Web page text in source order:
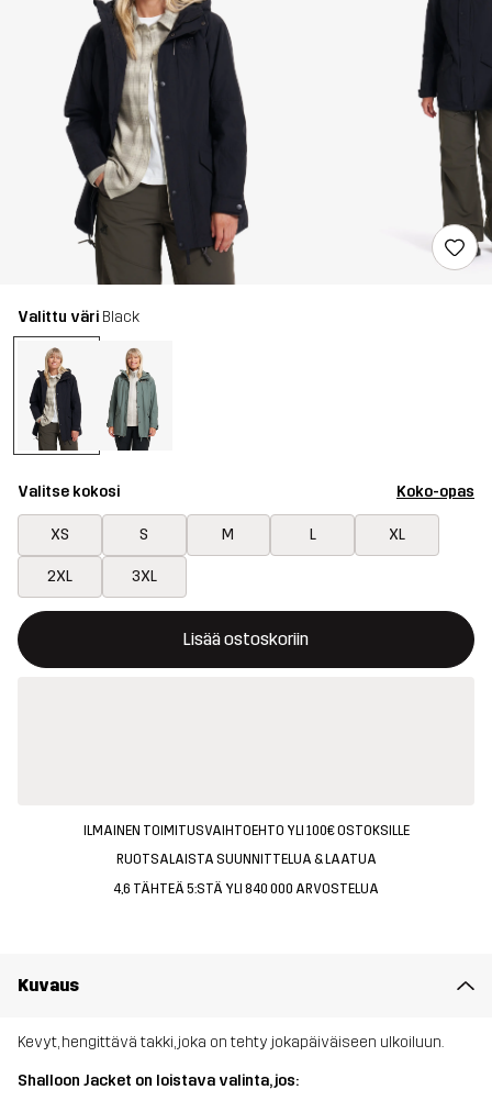
Valittu väri Black
Valitse kokosi Koko-opas
XS S M L XL
2XL 3XL
Lisää ostoskoriin
Tämä painike avaa ikkunan, joka vahvistaa uuden tuotteen
{{size}} ei saatavilla
ILMAINEN TOIMITUSVAIHTOEHTO YLI 100€ OSTOKSILLE
RUOTSALAISTA SUUNNITTELUA & LAATUA
4,6 TÄHTEÄ 5:STÄ YLI 840 000 ARVOSTELUA
Kuvaus
Kevyt, hengittävä takki, joka on tehty jokapäiväiseen ulkoiluun.
Shalloon Jacket on loistava valinta, jos: